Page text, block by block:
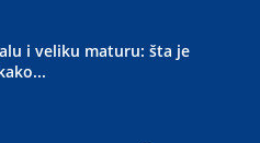
i veliku maturu: šta je